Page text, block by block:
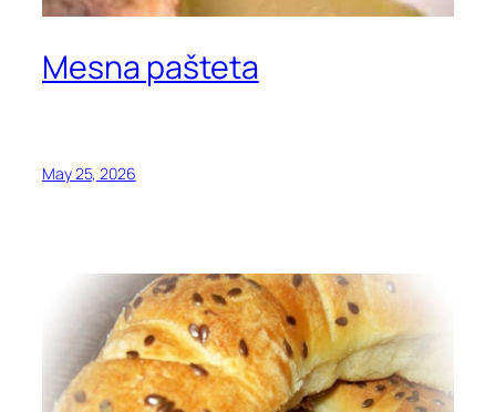
Mesna pašteta
May 25, 2026